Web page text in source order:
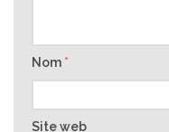
Nom *
Site web